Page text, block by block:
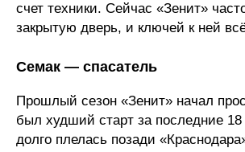
счет техники. Сейчас «Зенит»
закрытую дверь, и ключей к ней
Семак — спасатель
Прошлый сезон «Зенит» начал
был худший старт за последние
долго плелась позади